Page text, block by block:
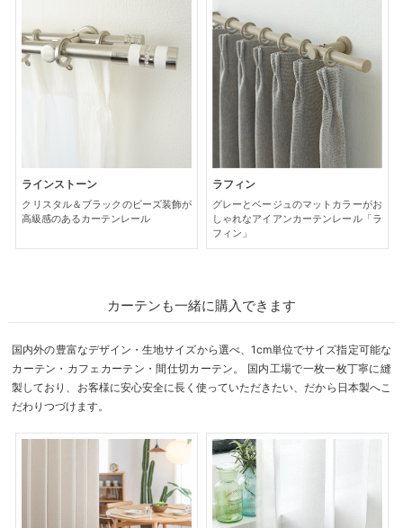
ラインストーン
クリスタル＆ブラックのビーズ装飾が
高級感のあるカーテンレール
ラフィン
グレーとベージュのマットカラーがお
しゃれなアイアンカーテンレール「ラ
フィン」
カーテンも一緒に購入できます
国内外の豊富なデザイン・生地サイズから選べ、1cm単位でサイズ指定可能な
カーテン・カフェカーテン・間仕切カーテン。 国内工場で一枚一枚丁寧に縫
製しており、お客様に安心安全に長く使っていただきたい、だから日本製へこ
だわりつづけます。